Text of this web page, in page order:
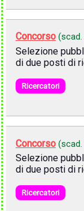
Concorso (scad.
Selezione
di due posti di
Ricercatori
Concorso (scad.
Selezione
di due posti di
Ricercatori